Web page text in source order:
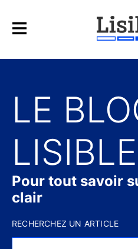
LE
LISIBLE
Pour tout savoir
clair
RECHERCHEZ UN ARTICLE